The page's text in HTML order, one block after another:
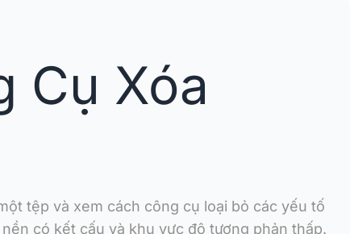
Cụ Xóa
tệp và xem cách công cụ loại bỏ các yếu tố
có kết cấu và khu vực độ tương phản thấp.